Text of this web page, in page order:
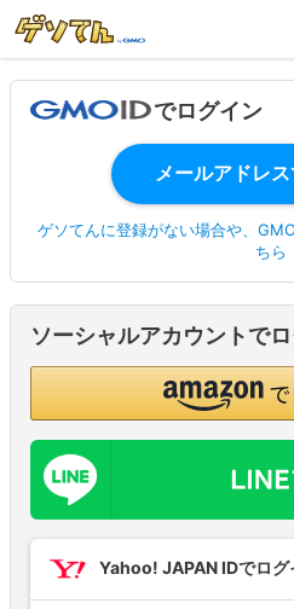
でログイン
ゲソてんに登録がない場合や、
ちら
ソーシャルアカウントで
Yahoo! JAPAN IDでログ